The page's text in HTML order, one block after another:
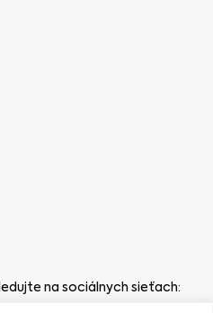
na sociálnych sieťach: